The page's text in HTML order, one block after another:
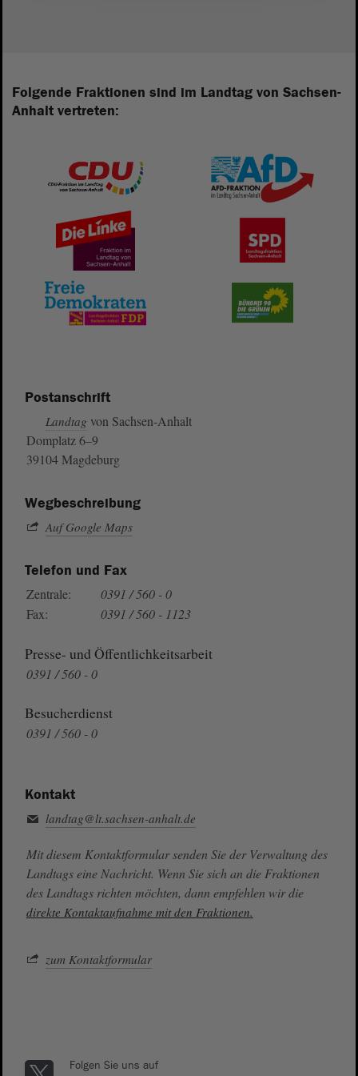
Folgende Fraktionen sind im Landtag von Sachsen-
Anhalt vertreten:
Postanschrift
Landtag von Sachsen-Anhalt
Domplatz 6–9
39104 Magdeburg
Wegbeschreibung
Auf Google Maps
Telefon und Fax
Zentrale:
0391 / 560 - 0
Fax:
0391 / 560 - 1123
Presse- und Öffentlichkeitsarbeit
0391 / 560 - 0
Besucherdienst
0391 / 560 - 0
Kontakt
landtag@lt.sachsen-anhalt.de
Mit diesem Kontaktformular senden Sie der Verwaltung des
Landtags eine Nachricht. Wenn Sie sich an die Fraktionen
des Landtags richten möchten, dann empfehlen wir die
direkte Kontaktaufnahme mit den Fraktionen.
zum Kontaktformular
Folgen Sie uns auf